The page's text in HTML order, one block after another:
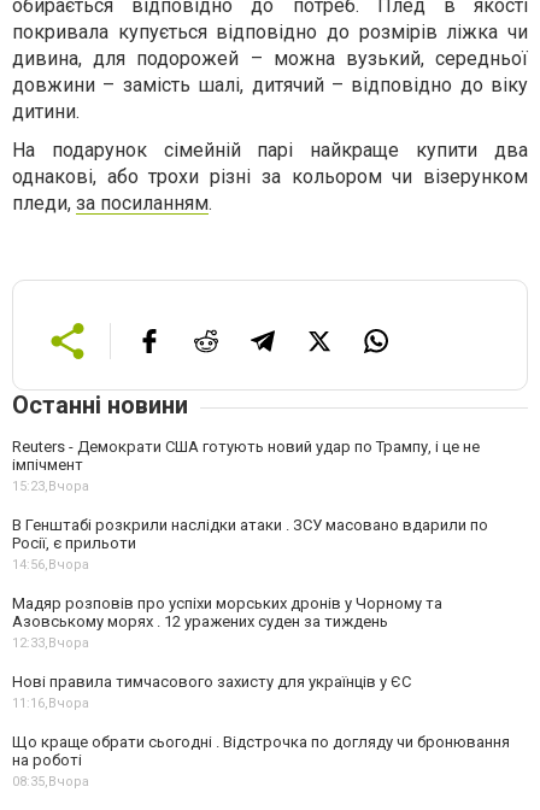
обирається відповідно до потреб. Плед в якості
покривала купується відповідно до розмірів ліжка чи
дивина, для подорожей – можна вузький, середньої
довжини – замість шалі, дитячий – відповідно до віку
дитини.
На подарунок сімейній парі найкраще купити два
однакові, або трохи різні за кольором чи візерунком
пледи, за посиланням.
Останні новини
Reuters - Демократи США готують новий удар по Трампу, і це не
імпічмент
15:23, Вчора
В Генштабі розкрили наслідки атаки . ЗСУ масовано вдарили по
Росії, є прильоти
14:56, Вчора
Мадяр розповів про успіхи морських дронів у Чорному та
Азовському морях . 12 уражених суден за тиждень
12:33, Вчора
Нові правила тимчасового захисту для українців у ЄС
11:16, Вчора
Що краще обрати сьогодні . Відстрочка по догляду чи бронювання
на роботі
08:35, Вчора